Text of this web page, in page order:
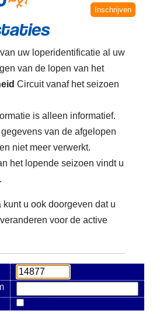
Inschrijven
uw loperidentificatie al uw
van de lopen van het
Circuit vanaf het seizoen
is alleen informatief.
van de afgelopen
niet meer verwerkt.
het lopende seizoen vindt u
.
u ook doorgeven dat u
voor de active